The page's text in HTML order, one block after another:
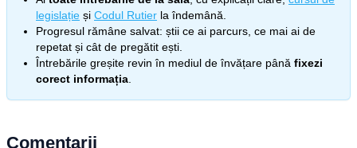
legislație și Codul Rutier la îndemână.
Progresul rămâne salvat: știi ce ai parcurs, ce mai ai de
repetat și cât de pregătit ești.
Întrebările greșite revin în mediul de învățare până fixezi
corect informația
Comentarii